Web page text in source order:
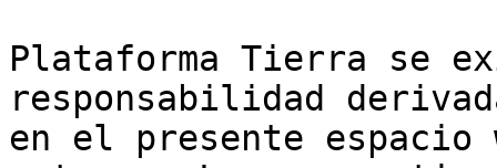
Plataforma Tierra se
responsabilidad
en el presente espacio